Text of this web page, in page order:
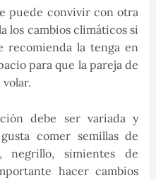
puede convivir con otra
los cambios climáticos si
recomienda la tenga en
para que la pareja de
debe ser variada y
comer semillas de
negrillo, simientes de
hacer cambios